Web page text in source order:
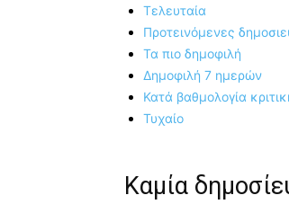
Τελευταία
Προτεινόμενες
Τα πιο δημοφιλή
Δημοφιλή 7 ημερών
Κατά βαθμολογία
Τυχαίο
Καμία